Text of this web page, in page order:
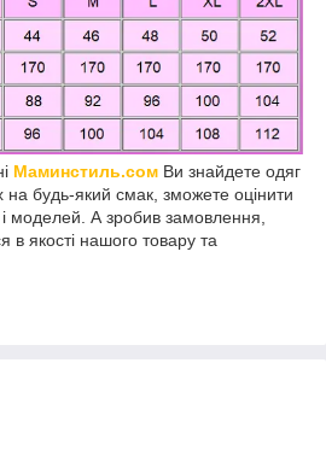
Маминстиль.сом Ви знайдете одяг
на будь-який смак, зможете оцінити
і моделей. А зробив замовлення,
в якості нашого товару та